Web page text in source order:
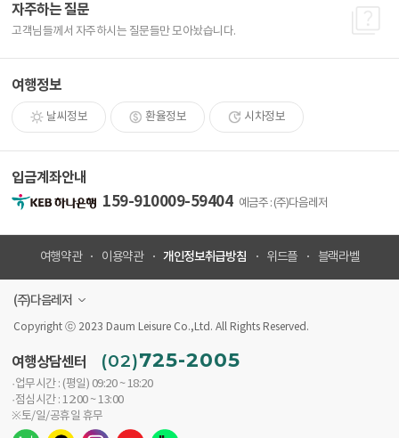
자주하는 질문
고객님들께서 자주하시는 질문들만 모아놨습니다.
여행정보
날씨정보 환율정보 시차정보
입금계좌안내
159-910009-59404 예금주 : (주)다음레저
여행약관 이용약관 개인정보취급방침 위드플 블랙라벨
(주)다음레저
Copyright ⓒ 2023 Daum Leisure Co.,Ltd. All Rights Reserved.
여행상담센터 (02)725-2005
·업무시간 : (평일) 09:20 ~ 18:20
·점심시간 : 12:00 ~ 13:00
※토/일/공휴일 휴무